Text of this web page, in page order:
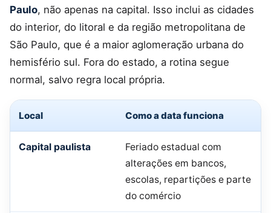
Paulo, não apenas na capital. Isso inclui as cidades
do interior, do litoral e da região metropolitana de
São Paulo, que é a maior aglomeração urbana do
hemisfério sul. Fora do estado, a rotina segue
normal, salvo regra local própria.
Local Como a data funciona
Capital paulista
Feriado estadual com
alterações em bancos,
escolas, repartições e parte
do comércio